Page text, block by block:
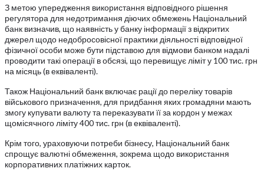
З метою упередження використання відповідного рішення
регулятора для недотримання діючих обмежень Національний
банк визначив, що наявність у банку інформації з відкритих
джерел щодо недобросовісної практики діяльності відповідної
фізичної особи може бути підставою для відмови банком надалі
проводити такі операції в обсязі, що перевищує ліміт у 100 тис. грн
на місяць (в еквіваленті).
Також Національний банк включає рації до переліку товарів
військового призначення, для придбання яких громадяни мають
змогу купувати валюту та переказувати її за кордон у межах
щомісячного ліміту 400 тис. грн (в еквіваленті).
Крім того, ураховуючи потреби бізнесу, Національний банк
спрощує валютні обмеження, зокрема щодо використання
корпоративних платіжних карток.